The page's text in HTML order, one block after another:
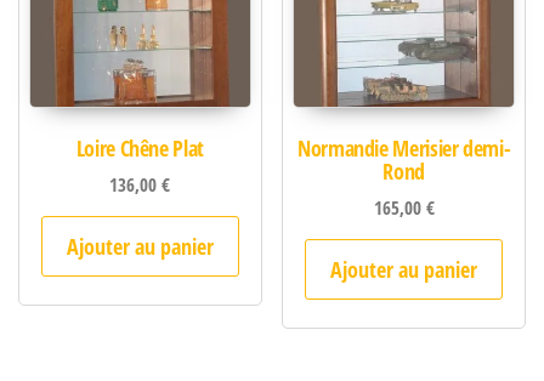
Loire Chêne Plat
136,00€
Ajouter au panier
Normandie Merisier demi-
Rond
165,00€
Ajouter au panier